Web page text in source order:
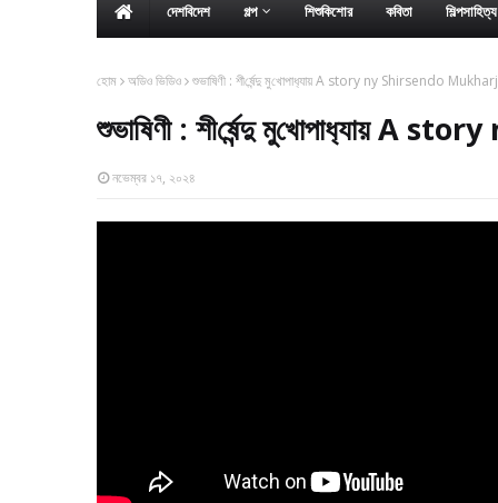
দেশবিদেশ গল্প শিশুকিশোর কবিতা
হোম অডিও ভিডিও শুভা‌ষিণী : শী‌র্ষেন্দু মু‌খোপাধ‌্যায় A story ny Shirsendo
শুভা‌ষিণী : শী‌র্ষেন্দু
নভেম্বর ১৭, ২০২৪